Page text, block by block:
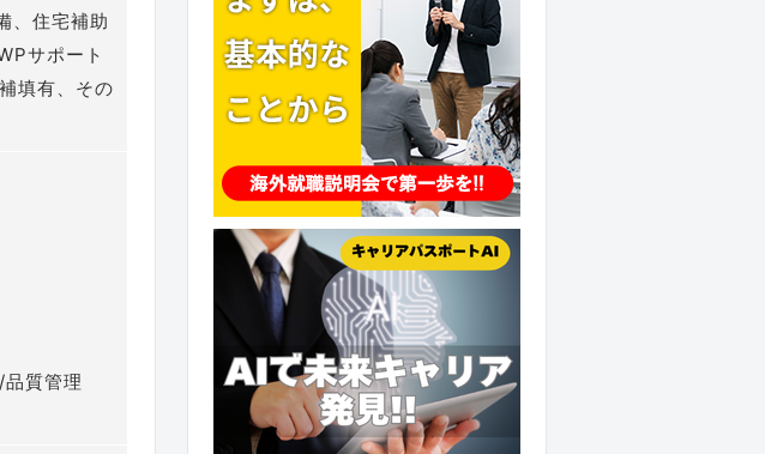
、住宅補助
サポート
填有、その
質管理